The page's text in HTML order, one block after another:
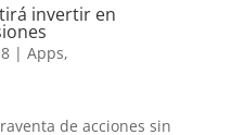
invertir en
| Apps,
de acciones sin